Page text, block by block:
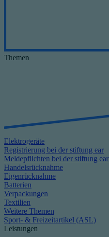
Themen
Elektrogeräte
Registrierung bei der stiftung ear
Meldepflichten bei der stiftung ear
Handelsrücknahme
Eigenrücknahme
Batterien
Verpackungen
Textilien
Weitere Themen
Sport- & Freizeitartikel (ASL)
Leistungen